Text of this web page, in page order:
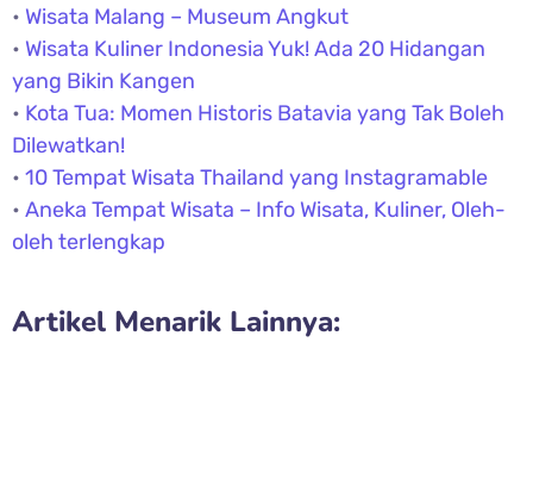
• Wisata Malang – Museum Angkut
• Wisata Kuliner Indonesia Yuk! Ada 20 Hidangan
yang Bikin Kangen
• Kota Tua: Momen Historis Batavia yang Tak Boleh
Dilewatkan!
• 10 Tempat Wisata Thailand yang Instagramable
• Aneka Tempat Wisata – Info Wisata, Kuliner, Oleh-
oleh terlengkap
Artikel Menarik Lainnya: